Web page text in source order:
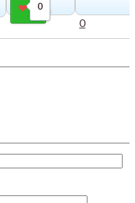
0
Gilla
0